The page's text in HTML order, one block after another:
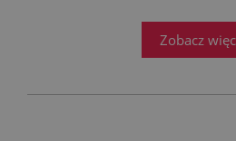
Zobacz